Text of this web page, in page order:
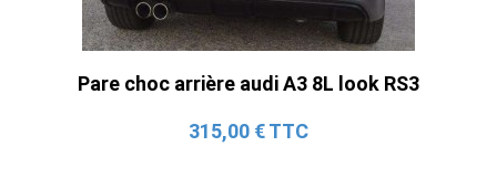
Ligne Cat-Back Active 4 Sorties avec
Tube en H pour Ford Mustang GT & V6
2 690,00 € TTC
Pare choc arrière audi A3 8L look RS3
315,00 € TTC